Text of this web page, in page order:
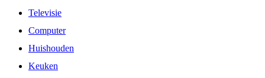
Televisie
Computer
Huishouden
Keuken